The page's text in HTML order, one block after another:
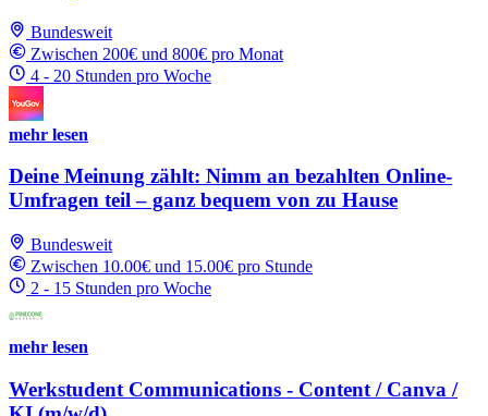
Bundesweit
Zwischen 200€ und 800€ pro Monat
4 - 20 Stunden pro Woche
mehr lesen
Deine Meinung zählt: Nimm an bezahlten Online-
Umfragen teil – ganz bequem von zu Hause
Bundesweit
Zwischen 10.00€ und 15.00€ pro Stunde
2 - 15 Stunden pro Woche
mehr lesen
Werkstudent Communications - Content / Canva /